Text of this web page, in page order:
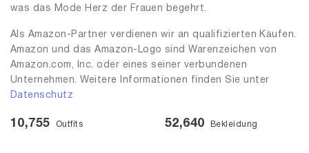
was das Mode Herz der Frauen begehrt.
Als Amazon-Partner verdienen wir an qualifizierten Käufen.
Amazon und das Amazon-Logo sind Warenzeichen von
Amazon.com, Inc. oder eines seiner verbundenen
Unternehmen. Weitere Informationen finden Sie unter
Datenschutz
10,755 Outfits 52,640 Bekleidung